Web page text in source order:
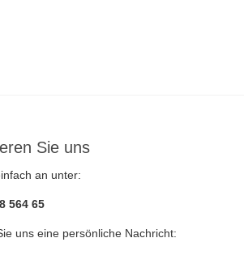
Sie uns
an unter:
564 65
uns eine persönliche Nachricht: